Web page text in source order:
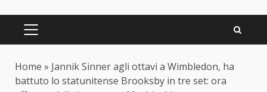
PRIMARY
Home » Jannik Sinner agli ottavi a Wimbledon, ha
battuto lo statunitense Brooksby in tre set: ora